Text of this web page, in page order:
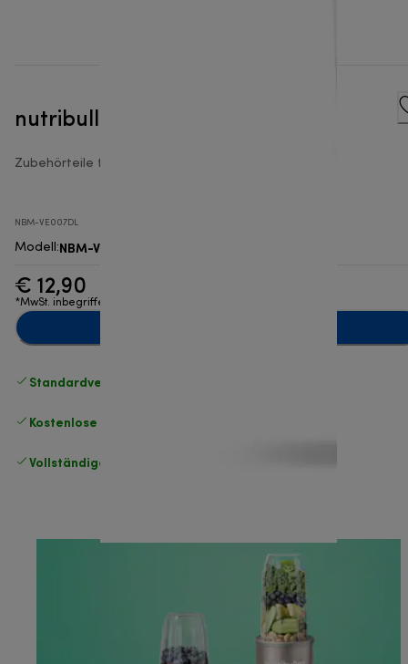
nutribullet® 24 oz Tall Cup
Zubehörteile für nutribullet® Smoothie Maker
NBM-VE007DL
Modell :NBM-VE007DL
€ 12,90
*MwSt. inbegriffen
Standardversand kostenlos
Kostenlose Rücksendungen
Vollständige Herstellergarantie